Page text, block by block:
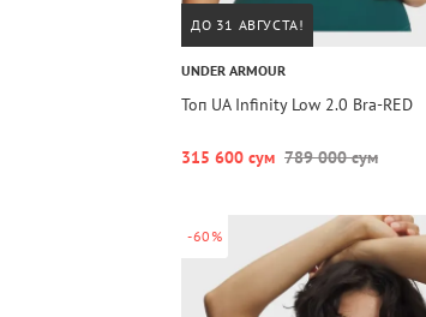
ДО 31 АВГУСТА!
UNDER ARMOUR
Топ UA Infinity Low 2.0 Bra-RED
315 600 сум 789 000 сум
-60%